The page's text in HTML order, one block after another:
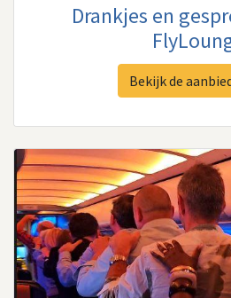
Drankjes en
Bekijk de